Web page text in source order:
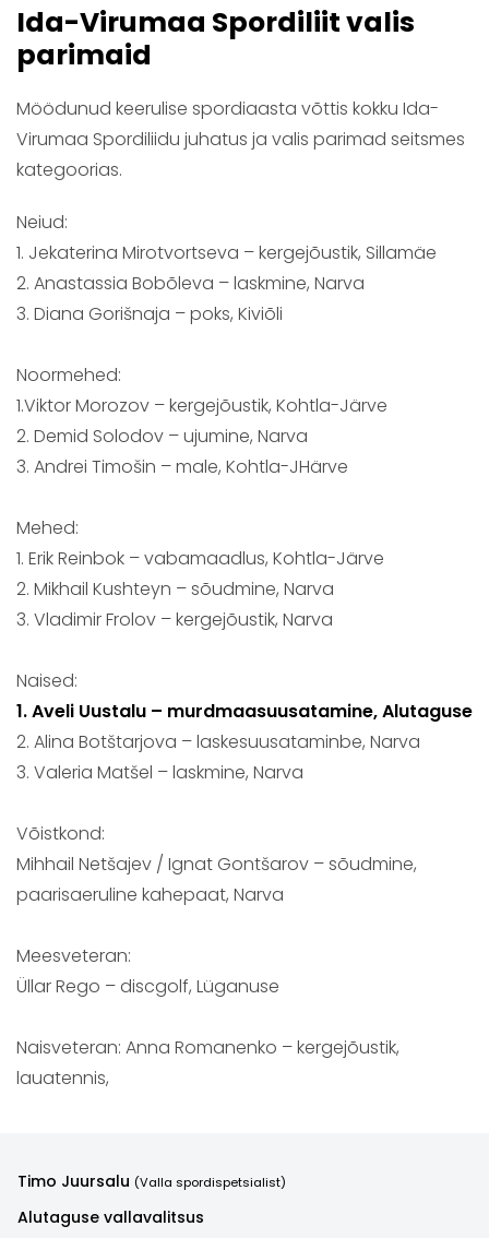
Ida-Virumaa Spordiliit valis
parimaid
Möödunud keerulise spordiaasta võttis kokku Ida-
Virumaa Spordiliidu juhatus ja valis parimad seitsmes
kategoorias.
Neiud:
1. Jekaterina Mirotvortseva – kergejõustik, Sillamäe
2. Anastassia Bobõleva – laskmine, Narva
3. Diana Gorišnaja – poks, Kiviõli
Noormehed:
1.Viktor Morozov – kergejõustik, Kohtla-Järve
2. Demid Solodov – ujumine, Narva
3. Andrei Timošin – male, Kohtla-JHärve
Mehed:
1. Erik Reinbok – vabamaadlus, Kohtla-Järve
2. Mikhail Kushteyn – sõudmine, Narva
3. Vladimir Frolov – kergejõustik, Narva
Naised:
1. Aveli Uustalu – murdmaasuusatamine, Alutaguse
2. Alina Botštarjova – laskesuusataminbe, Narva
3. Valeria Matšel – laskmine, Narva
Võistkond:
Mihhail Netšajev / Ignat Gontšarov – sõudmine,
paarisaeruline kahepaat, Narva
Meesveteran:
Üllar Rego – discgolf, Lüganuse
Naisveteran: Anna Romanenko – kergejõustik,
lauatennis,
Timo Juursalu (Valla spordispetsialist)
Alutaguse vallavalitsus